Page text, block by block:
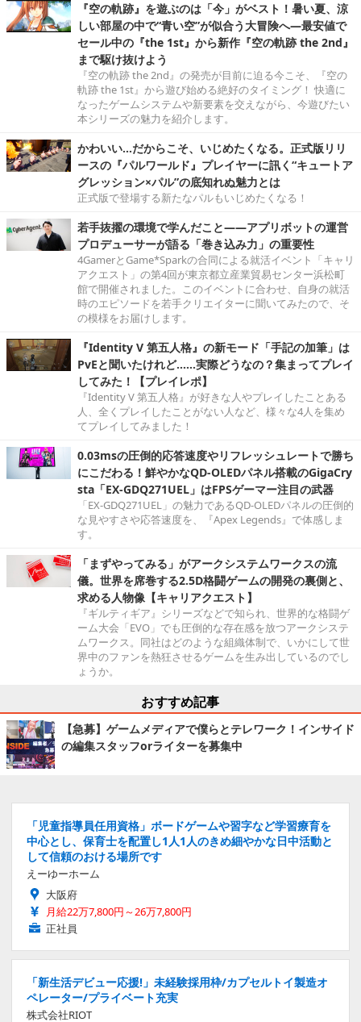
『空の軌跡』を遊ぶのは「今」がベスト！暑い夏、涼
しい部屋の中で“青い空”が似合う大冒険へ―最安値で
セール中の『the 1st』から新作『空の軌跡 the 2nd』
まで駆け抜けよう
『空の軌跡 the 2nd』の発売が目前に迫る今こそ、『空の
軌跡 the 1st』から遊び始める絶好のタイミング！ 快適に
なったゲームシステムや新要素を交えながら、今遊びたい
本シリーズの魅力を紹介します。
かわいい…だからこそ、いじめたくなる。正式版リリ
ースの『パルワールド』プレイヤーに訊く“キュートア
グレッション×パル”の底知れぬ魅力とは
正式版で登場する新たなパルもいじめたくなる！
若手抜擢の環境で学んだこと――アプリボットの運営
プロデューサーが語る「巻き込み力」の重要性
4GamerとGame*Sparkの合同による就活イベント「キャリ
アクエスト」の第4回が東京都立産業貿易センター浜松町
館で開催されました。このイベントに合わせ、自身の就活
時のエピソードを若手クリエイターに聞いてみたので、そ
の模様をお届けします。
『Identity V 第五人格』の新モード「手記の加筆」は
PvEと聞いたけれど……実際どうなの？集まってプレイ
してみた！【プレイレポ】
『Identity V 第五人格』が好きな人やプレイしたことある
人、全くプレイしたことがない人など、様々な4人を集め
てプレイしてみました！
0.03msの圧倒的応答速度やリフレッシュレートで勝ち
にこだわる！鮮やかなQD-OLEDパネル搭載のGigaCry
sta「EX-GDQ271UEL」はFPSゲーマー注目の武器
「EX-GDQ271UEL」の魅力であるQD-OLEDパネルの圧倒的
な見やすさや応答速度を、『Apex Legends』で体感しま
す。
「まずやってみる」がアークシステムワークスの流
儀。世界を席巻する2.5D格闘ゲームの開発の裏側と、
求める人物像【キャリアクエスト】
『ギルティギア』シリーズなどで知られ、世界的な格闘ゲ
ーム大会「EVO」でも圧倒的な存在感を放つアークシステ
ムワークス。同社はどのような組織体制で、いかにして世
界中のファンを熱狂させるゲームを生み出しているのでし
ょうか。
おすすめ記事
【急募】ゲームメディアで僕らとテレワーク！インサイド
の編集スタッフorライターを募集中
「児童指導員任用資格」ボードゲームや習字など学習療育を
中心とし、保育士を配置し1人1人のきめ細やかな日中活動と
して信頼のおける場所です
えーゆーホーム
大阪府
月給22万7,800円～26万7,800円
正社員
「新生活デビュー応援!」未経験採用枠/カプセルトイ製造オ
ペレーター/プライベート充実
株式会社RIOT